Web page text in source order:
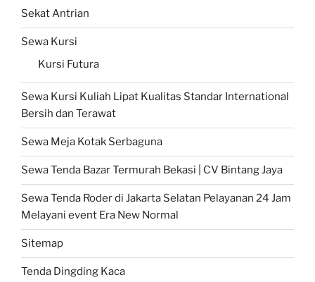
Sekat Antrian
Sewa Kursi
Kursi Futura
Sewa Kursi Kuliah Lipat Kualitas Standar International
Bersih dan Terawat
Sewa Meja Kotak Serbaguna
Sewa Tenda Bazar Termurah Bekasi | CV Bintang Jaya
Sewa Tenda Roder di Jakarta Selatan Pelayanan 24 Jam
Melayani event Era New Normal
Sitemap
Tenda Dingding Kaca